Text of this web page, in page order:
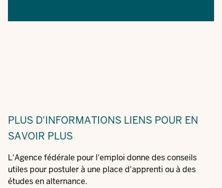
PLUS D'INFORMATIONS LIENS POUR EN
SAVOIR PLUS
L'Agence fédérale pour l'emploi donne des conseils
utiles pour postuler à une place d'apprenti ou à des
études en alternance.